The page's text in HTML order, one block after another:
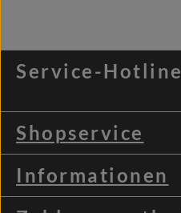
Service-Hotline
Shopservice
Informationen